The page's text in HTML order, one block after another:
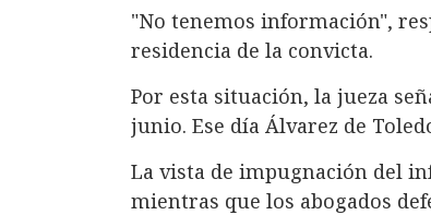
"No tenemos información",
residencia de la convicta.
Por esta situación, la jueza
junio. Ese día Álvarez de
La vista de impugnación del
mientras que los abogados